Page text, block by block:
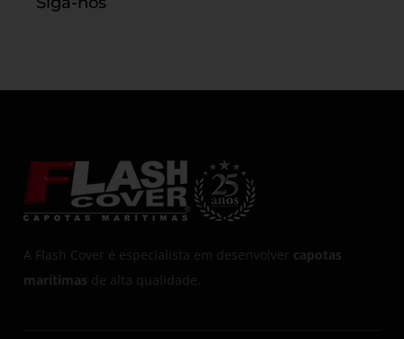
A Flash Cover é especialista em desenvolver capotas
marítimas de alta qualidade.